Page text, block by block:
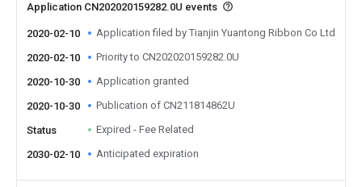
Application CN202020159282.0U events
2020-02-10 Application filed by Tianjin Yuantong Ribbon Co Ltd
2020-02-10 Priority to CN202020159282.0U
2020-10-30 Application granted
2020-10-30 Publication of CN211814862U
Status Expired - Fee Related
2030-02-10 Anticipated expiration